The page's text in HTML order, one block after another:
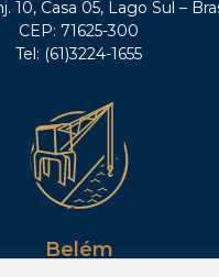
10, Casa 05, Lago Sul –
CEP: 71625-300
Tel: (61)3224-1655
Belém